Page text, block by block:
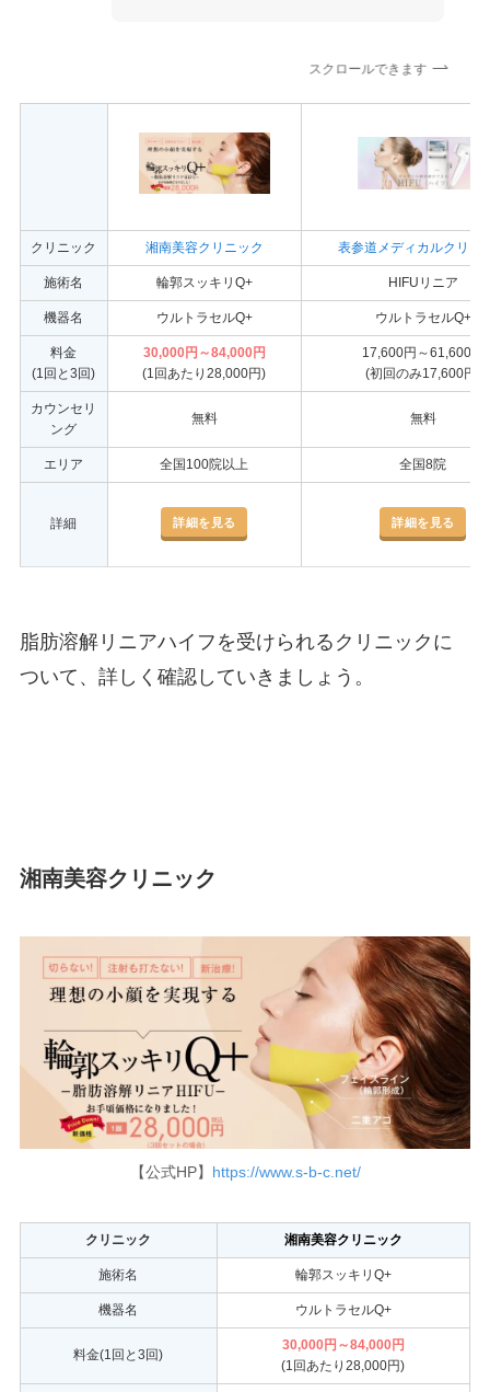
スクロールできます
クリニック 湘南美容クリニック 表参道メディカルクリニ
施術名 輪郭スッキリQ+ HIFUリニア
機器名 ウルトラセルQ+ ウルトラセルQ+
料金
(1回と3回)
30,000円～84,000円
(1回あたり28,000円)
17,600円～61,600円
(初回のみ17,600円)
カウンセリ
ング
無料 無料
エリア 全国100院以上 全国8院
詳細 詳細を見る 詳細を見る
脂肪溶解リニアハイフを受けられるクリニックに
ついて、詳しく確認していきましょう。
湘南美容クリニック
【公式HP】 https://www.s-b-c.net/
クリニック 湘南美容クリニック
施術名 輪郭スッキリQ+
機器名 ウルトラセルQ+
料金(1回と3回)
30,000円～84,000円
(1回あたり28,000円)